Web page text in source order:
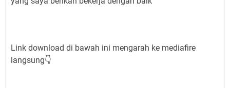
Link download di bawah ini mengarah ke mediafire
langsung👇